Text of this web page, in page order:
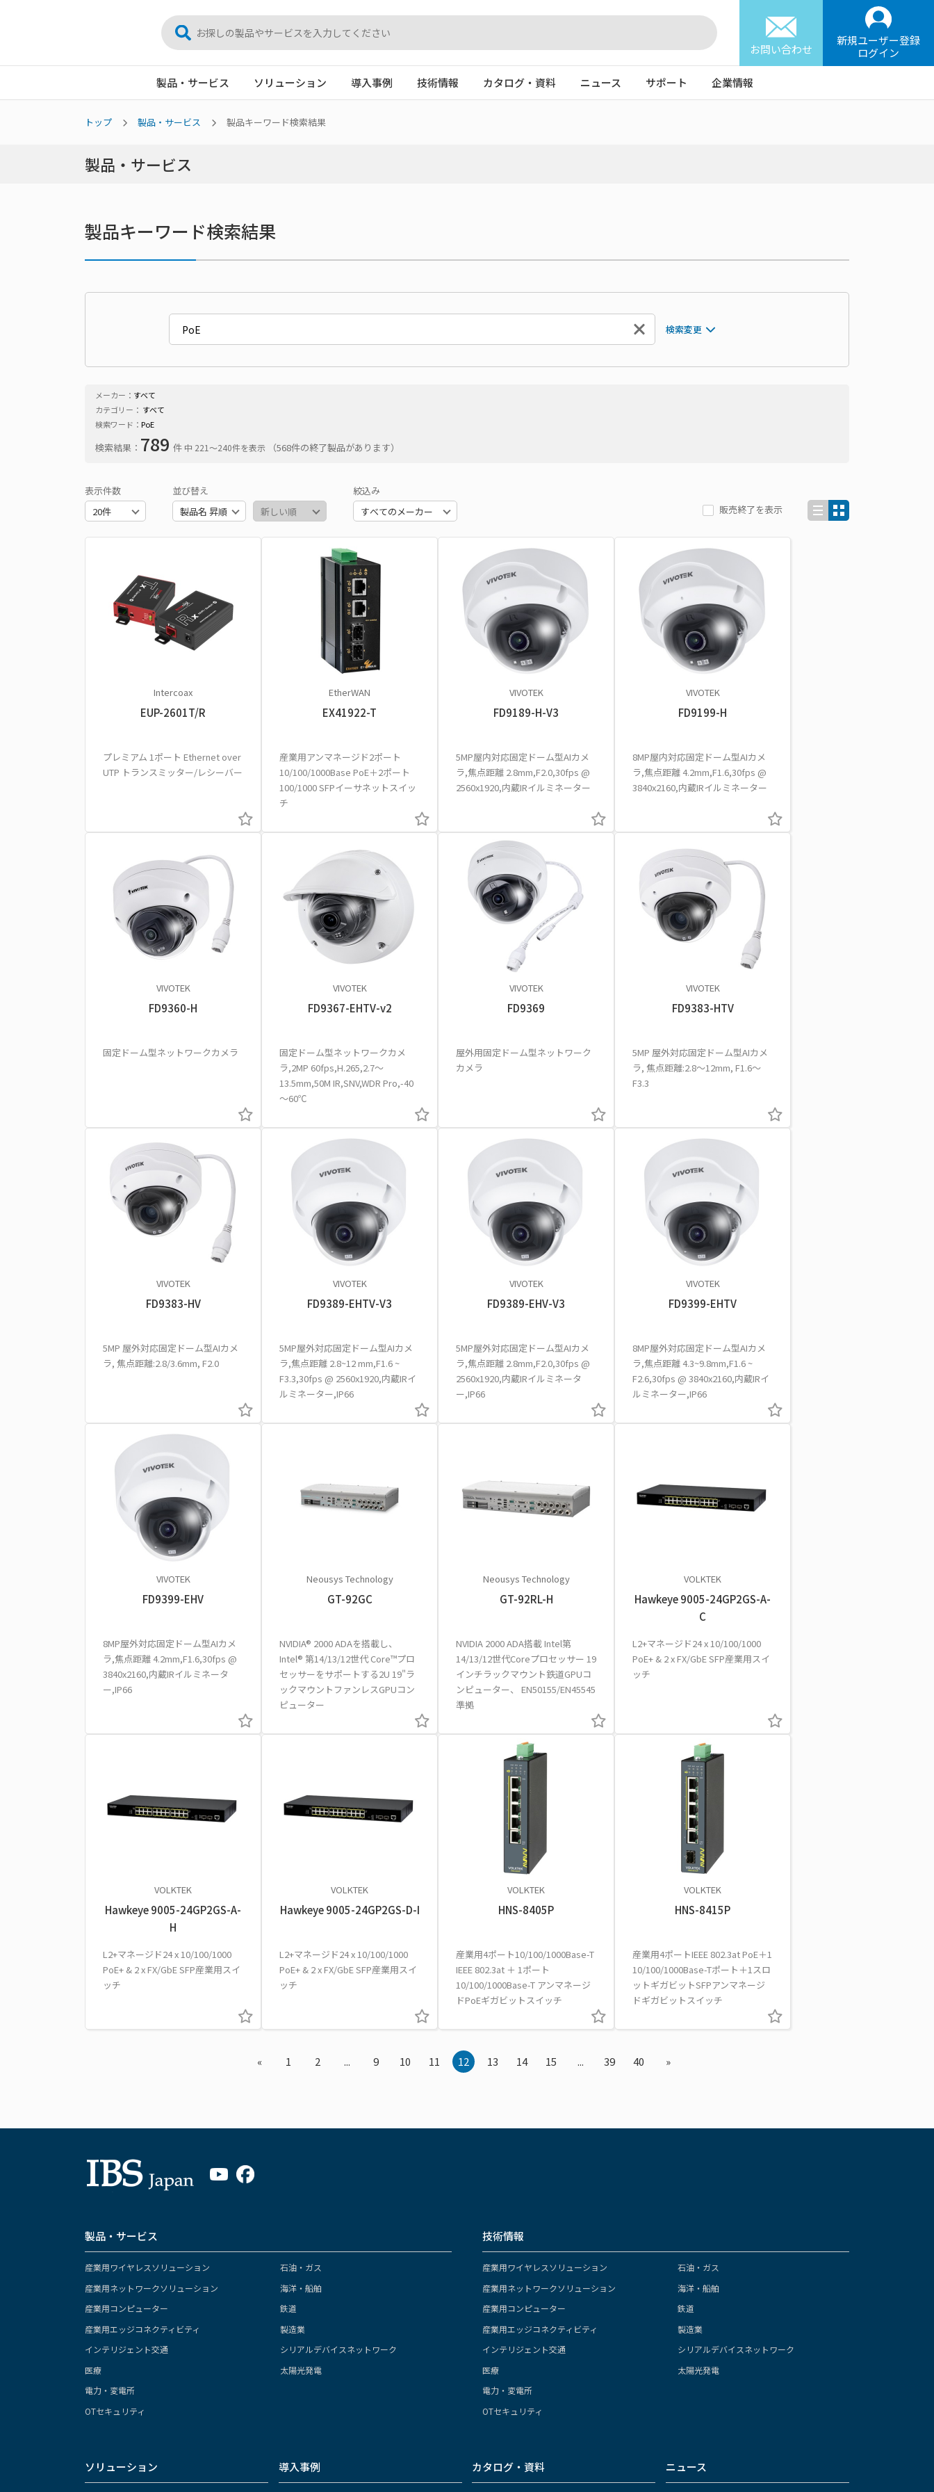
お問い合わせ
新規ユーザー登録
ログイン
製品・サービス ソリューション 導入事例 技術情報 カタログ・資料 ニュース サポート 企業情報
トップ 製品・サービス 製品キーワード検索結果
製品・サービス
製品キーワード検索結果
検索変更
メーカー： すべて
カテゴリー： すべて
検索ワード： PoE
検索結果： 789 件 中 221〜240件を表示 （568件の終了製品があります）
表示件数 並び替え
絞込み
販売終了を表示
Intercoax
EUP-2601T/R
プレミアム 1ポート Ethernet over
UTP トランスミッター/レシーバー
EtherWAN
EX41922-T
産業用アンマネージド2ポート
10/100/1000Base PoE＋2ポート
100/1000 SFPイーサネットスイッ
チ
VIVOTEK
FD9189-H-V3
5MP屋内対応固定ドーム型AIカメ
ラ,焦点距離 2.8mm,F2.0,30fps @
2560x1920,内蔵IRイルミネーター
VIVOTEK
FD9199-H
8MP屋内対応固定ドーム型AIカメ
ラ,焦点距離 4.2mm,F1.6,30fps @
3840x2160,内蔵IRイルミネーター
VIVOTEK
FD9360-H
固定ドーム型ネットワークカメラ
VIVOTEK
FD9367-EHTV-v2
固定ドーム型ネットワークカメ
ラ,2MP 60fps,H.265,2.7～
13.5mm,50M IR,SNV,WDR Pro,-40
～60℃
VIVOTEK
FD9369
屋外用固定ドーム型ネットワーク
カメラ
VIVOTEK
FD9383-HTV
5MP 屋外対応固定ドーム型AIカメ
ラ, 焦点距離:2.8～12mm, F1.6～
F3.3
VIVOTEK
FD9383-HV
5MP 屋外対応固定ドーム型AIカメ
ラ, 焦点距離:2.8/3.6mm, F2.0
VIVOTEK
FD9389-EHTV-V3
5MP屋外対応固定ドーム型AIカメ
ラ,焦点距離 2.8~12 mm,F1.6 ~
F3.3,30fps @ 2560x1920,内蔵IRイ
ルミネーター,IP66
VIVOTEK
FD9389-EHV-V3
5MP屋外対応固定ドーム型AIカメ
ラ,焦点距離 2.8mm,F2.0,30fps @
2560x1920,内蔵IRイルミネータ
ー,IP66
VIVOTEK
FD9399-EHTV
8MP屋外対応固定ドーム型AIカメ
ラ,焦点距離 4.3~9.8mm,F1.6 ~
F2.6,30fps @ 3840x2160,内蔵IRイ
ルミネーター,IP66
VIVOTEK
FD9399-EHV
8MP屋外対応固定ドーム型AIカメ
ラ,焦点距離 4.2mm,F1.6,30fps @
3840x2160,内蔵IRイルミネータ
ー,IP66
Neousys Technology
GT-92GC
NVIDIA® 2000 ADAを搭載し、
Intel® 第14/13/12世代 Core™プロ
セッサーをサポートする2U 19"ラ
ックマウントファンレスGPUコン
ピューター
Neousys Technology
GT-92RL-H
NVIDIA 2000 ADA搭載 Intel第
14/13/12世代Coreプロセッサー 19
インチラックマウント鉄道GPUコ
ンピューター、 EN50155/EN45545
準拠
VOLKTEK
Hawkeye 9005-24GP2GS-A-
C
L2+マネージド24 x 10/100/1000
PoE+ & 2 x FX/GbE SFP産業用スイ
ッチ
VOLKTEK
Hawkeye 9005-24GP2GS-A-
H
L2+マネージド24 x 10/100/1000
PoE+ & 2 x FX/GbE SFP産業用スイ
ッチ
VOLKTEK
Hawkeye 9005-24GP2GS-D-I
L2+マネージド24 x 10/100/1000
PoE+ & 2 x FX/GbE SFP産業用スイ
ッチ
VOLKTEK
HNS-8405P
産業用4ポート10/100/1000Base-T
IEEE 802.3at ＋ 1ポート
10/100/1000Base-T アンマネージ
ドPoEギガビットスイッチ
VOLKTEK
HNS-8415P
産業用4ポートIEEE 802.3at PoE＋1
10/100/1000Base-Tポート＋1スロ
ットギガビットSFPアンマネージ
ドギガビットスイッチ
« 1 2 ... 9 10 11 12 13 14 15 ... 39 40 »
製品・サービス
産業用ワイヤレスソリューション
産業用ネットワークソリューション
産業用コンピューター
産業用エッジコネクティビティ
インテリジェント交通
医療
電力・変電所
OTセキュリティ
石油・ガス
海洋・船舶
鉄道
製造業
シリアルデバイスネットワーク
太陽光発電
技術情報
産業用ワイヤレスソリューション
産業用ネットワークソリューション
産業用コンピューター
産業用エッジコネクティビティ
インテリジェント交通
医療
電力・変電所
OTセキュリティ
石油・ガス
海洋・船舶
鉄道
製造業
シリアルデバイスネットワーク
太陽光発電
ソリューション 導入事例 カタログ・資料 ニュース